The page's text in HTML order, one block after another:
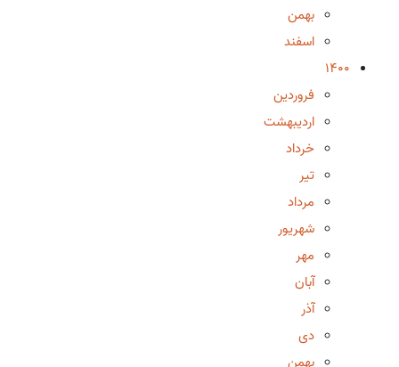
بهمن
اسفند
1400
فروردین
اردیبهشت
خرداد
تیر
مرداد
شهریور
مهر
آبان
آذر
دی
بهمن